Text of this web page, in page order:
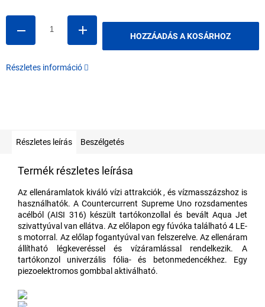
HOZZÁADÁS A KOSÁRHOZ
Részletes információ
Részletes leírás Beszélgetés
Termék részletes leírása
Az ellenáramlatok kiváló vízi attrakciók , és vízmasszázshoz is
használhatók. A Countercurrent Supreme Uno rozsdamentes
acélból (AISI 316) készült tartókonzollal és bevált Aqua Jet
szivattyúval van ellátva. Az előlapon egy fúvóka található 4 LE-
s motorral. Az előlap fogantyúval van felszerelve. Az ellenáram
állítható légkeveréssel és vízáramlással rendelkezik. A
tartókonzol univerzális fólia- és betonmedencékhez. Egy
piezoelektromos gombbal aktiválható.